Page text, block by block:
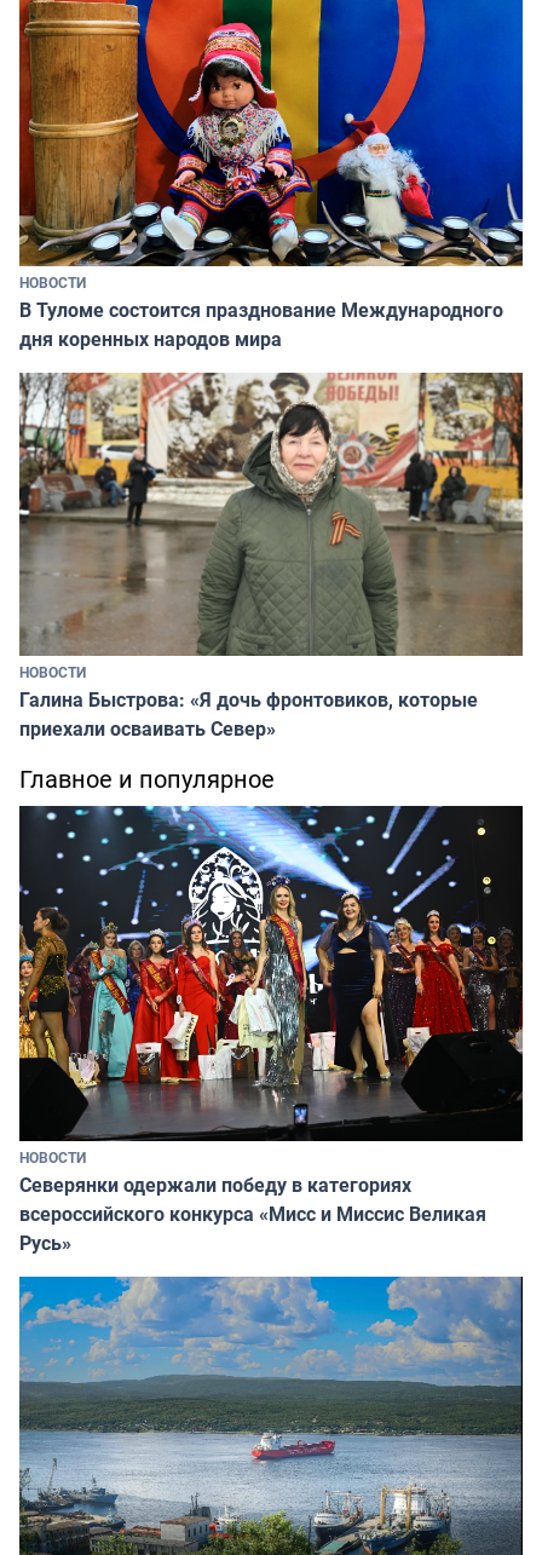
НОВОСТИ
В Туломе состоится празднование Международного
дня коренных народов мира
НОВОСТИ
Галина Быстрова: «Я дочь фронтовиков, которые
приехали осваивать Север»
Главное и популярное
НОВОСТИ
Северянки одержали победу в категориях
всероссийского конкурса «Мисс и Миссис Великая
Русь»